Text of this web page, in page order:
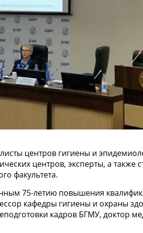
центров гигиены и
центров, эксперты, а также
факультета.
75-летию повышения
кафедры гигиены и охраны
кадров БГМУ, доктор